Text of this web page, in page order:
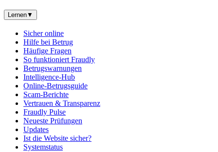
Lernen▼
Sicher online
Hilfe bei Betrug
Häufige Fragen
So funktioniert Fraudly
Betrugswarnungen
Intelligence-Hub
Online-Betrugsguide
Scam-Berichte
Vertrauen & Transparenz
Fraudly Pulse
Neueste Prüfungen
Updates
Ist die Website sicher?
Systemstatus